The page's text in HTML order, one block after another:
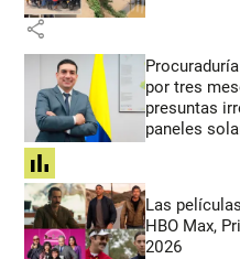
share
por tres
presuntas
paneles
share
Las
HBO Max,
2026